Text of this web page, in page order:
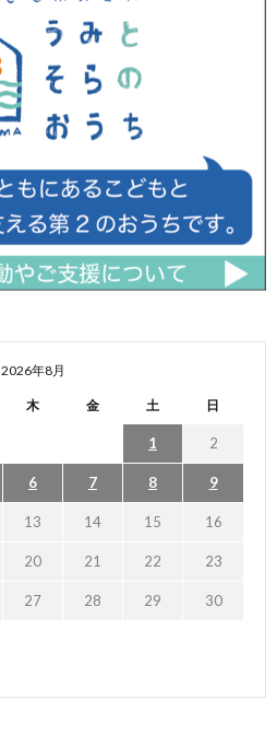
2026年8月
木 金 土 日
1 2
6 7 8 9
13 14 15 16
20 21 22 23
27 28 29 30